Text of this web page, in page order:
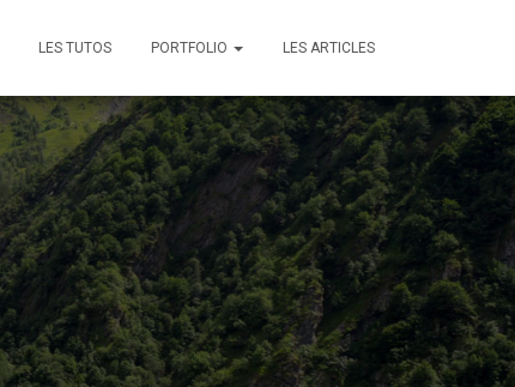
LES TUTOS PORTFOLIO LES ARTICLES